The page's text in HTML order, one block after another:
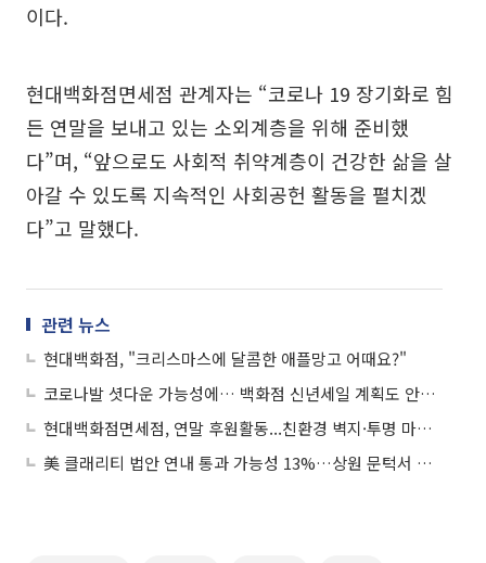
이다.
현대백화점면세점 관계자는 “코로나 19 장기화로 힘
든 연말을 보내고 있는 소외계층을 위해 준비했
다”며, “앞으로도 사회적 취약계층이 건강한 삶을 살
아갈 수 있도록 지속적인 사회공헌 활동을 펼치겠
다”고 말했다.
관련 뉴스
현대백화점, "크리스마스에 달콤한 애플망고 어때요?"
코로나발 셧다운 가능성에… 백화점 신년세일 계획도 안갯속
현대백화점면세점, 연말 후원활동...친환경 벽지·투명 마스크 기부
美 클래리티 법안 연내 통과 가능성 13%…상원 문턱서 제동